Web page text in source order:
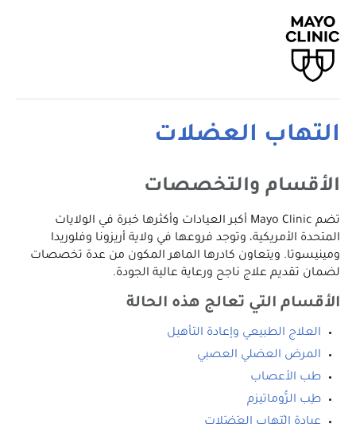
التهاب العضلات
الأقسام والتخصصات
تضم Mayo Clinic أكبر العيادات وأكثرها خبرة في الولايات
المتحدة الأمريكية، وتوجد فروعها في ولاية أريزونا وفلوريدا
ومينيسوتا. ويتعاون كادرها الماهر المكون من عدة تخصصات
لضمان تقديم علاج ناجح ورعاية عالية الجودة.
الأقسام التي تعالج هذه الحالة
العلاج الطبيعي وإعادة التأهيل
المرض العضلي العصبي
طب الأعصاب
طِب الرُّوماتيزم‎